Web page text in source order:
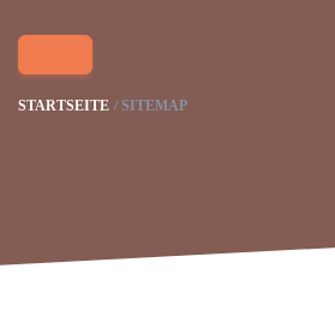
STARTSEITE SITEMAP